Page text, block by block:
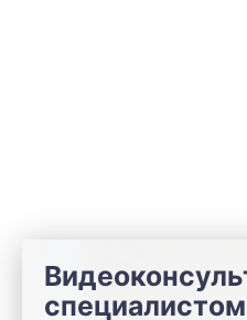
специалистом